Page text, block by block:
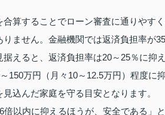
合算することでローン審査に通りやす
りません。金融機関では返済負担率が
えると、返済負担率は20～25％に抑
150万円（月々10～12.5万円）程度に
込んだ家庭を守る目安となります。
倍以内に抑えるほうが、安全である」